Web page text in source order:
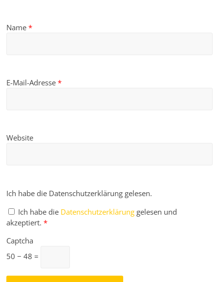
Name*
E-Mail-Adresse*
Website
Ich habe die Datenschutzerklärung gelesen.
Ich habe die Datenschutzerklärung gelesen und
akzeptiert. *
Captcha
50 − 48 =